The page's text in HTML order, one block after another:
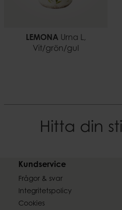
LEMONA Urna L,
Vit/grön/gul
Hitta din
Kundservice
Frågor & svar
Integritetspolicy
Cookies